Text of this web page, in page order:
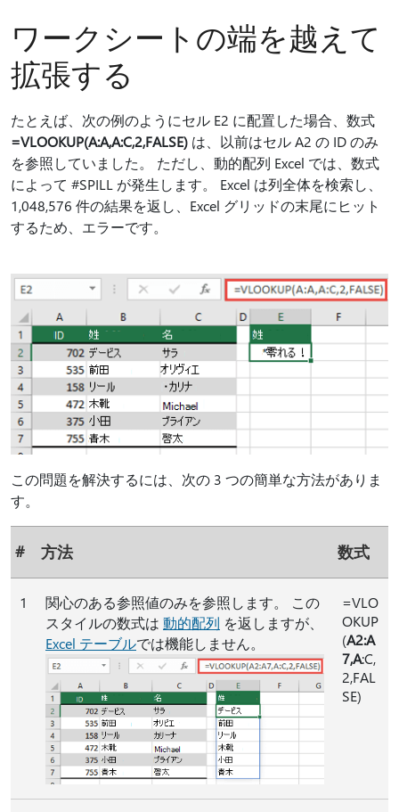
ワークシートの端を越えて
拡張する
たとえば、次の例のようにセル E2 に配置した場合、数式
=VLOOKUP(A:A,A:C,2,FALSE) は、以前はセル A2 の ID のみ
を参照していました。 ただし、動的配列 Excel では、数式
によって #SPILL が発生します。 Excel は列全体を検索し、
1,048,576 件の結果を返し、Excel グリッドの末尾にヒット
するため、エラーです。
この問題を解決するには、次の 3 つの簡単な方法がありま
す。
# 方法 数式
1
関心のある参照値のみを参照します。 この
スタイルの数式は 動的配列 を返しますが、
Excel テーブルでは機能しません。
=VLO
OKUP
(A2:A
7,A:C,
2,FAL
SE)